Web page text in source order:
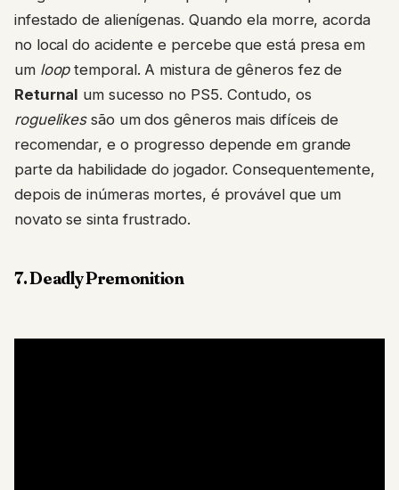
infestado de alienígenas. Quando ela morre, acorda
no local do acidente e percebe que está presa em
um looptemporal. A mistura de gêneros fez de
Returnal um sucesso no PS5. Contudo, os
roguelikessão um dos gêneros mais difíceis de
recomendar, e o progresso depende em grande
parte da habilidade do jogador. Consequentemente,
depois de inúmeras mortes, é provável que um
novato se sinta frustrado.
7. Deadly Premonition